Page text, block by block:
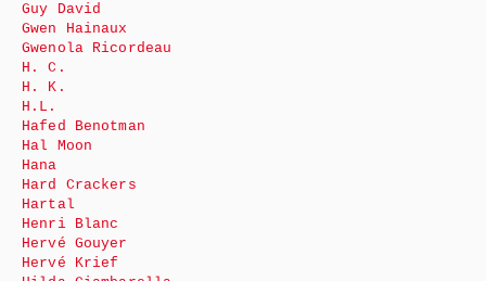
Guy David
Gwen Hainaux
Gwenola Ricordeau
H. C.
H. K.
H.L.
Hafed Benotman
Hal Moon
Hana
Hard Crackers
Hartal
Henri Blanc
Hervé Gouyer
Hervé Krief